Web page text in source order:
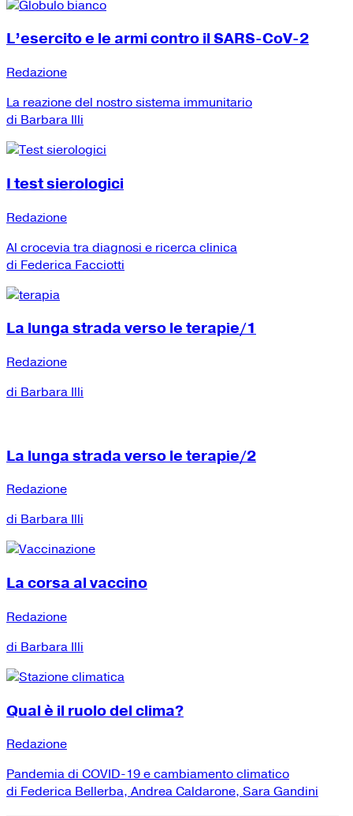
L’esercito e le armi contro il SARS-CoV-2
Redazione
La reazione del nostro sistema immunitario
di Barbara Illi
I test sierologici
Redazione
Al crocevia tra diagnosi e ricerca clinica
di Federica Facciotti
La lunga strada verso le terapie/1
Redazione
di Barbara Illi
La lunga strada verso le terapie/2
Redazione
di Barbara Illi
La corsa al vaccino
Redazione
di Barbara Illi
Qual è il ruolo del clima?
Redazione
Pandemia di COVID-19 e cambiamento climatico
di Federica Bellerba, Andrea Caldarone, Sara Gandini